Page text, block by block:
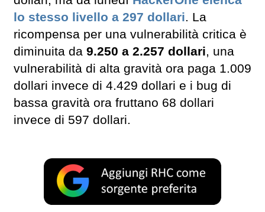
lo stesso livello a 297 dollari. La
ricompensa per una vulnerabilità critica è
diminuita da 9.250 a 2.257 dollari, una
vulnerabilità di alta gravità ora paga 1.009
dollari invece di 4.429 dollari e i bug di
bassa gravità ora fruttano 68 dollari
invece di 597 dollari.